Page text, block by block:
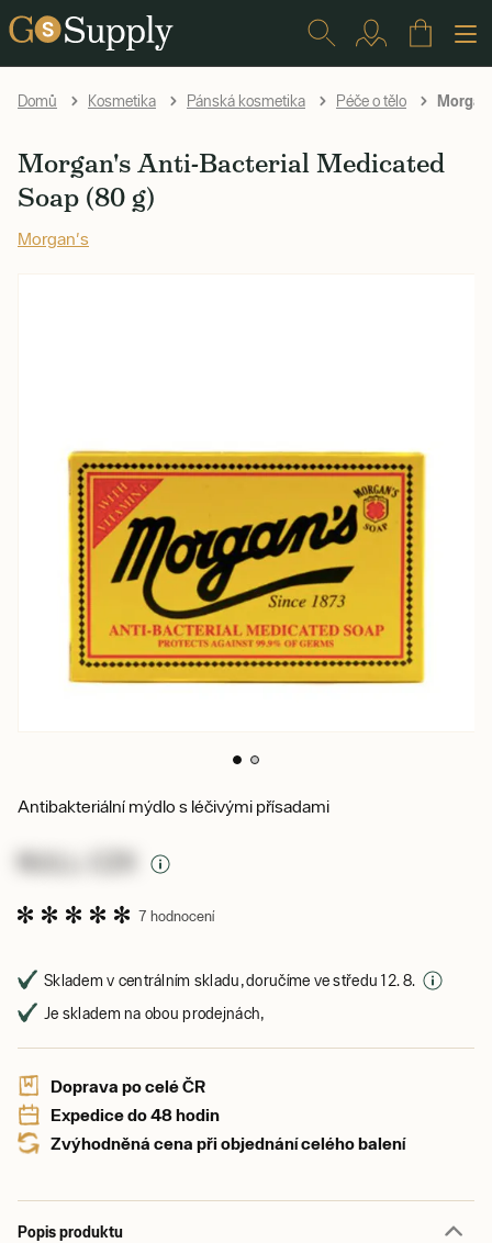
Domů Kosmetika Pánská kosmetika Péče o tělo
Morgan's Anti-Bacterial Medicated
Soap (80 g)
Morgan's
Antibakteriální mýdlo s léčivými přísadami
NULL CZK
7 hodnocení
Skladem v centrálním skladu, doručíme ve středu 12. 8.
Je skladem na obou prodejnách,
Doprava po celé ČR
Expedice do 48 hodin
Zvýhodněná cena při objednání celého balení
Popis produktu